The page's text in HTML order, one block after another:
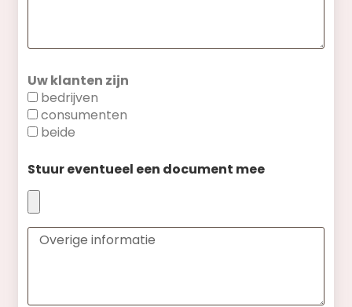
Uw klanten zijn
bedrijven
consumenten
beide
Stuur eventueel een document mee